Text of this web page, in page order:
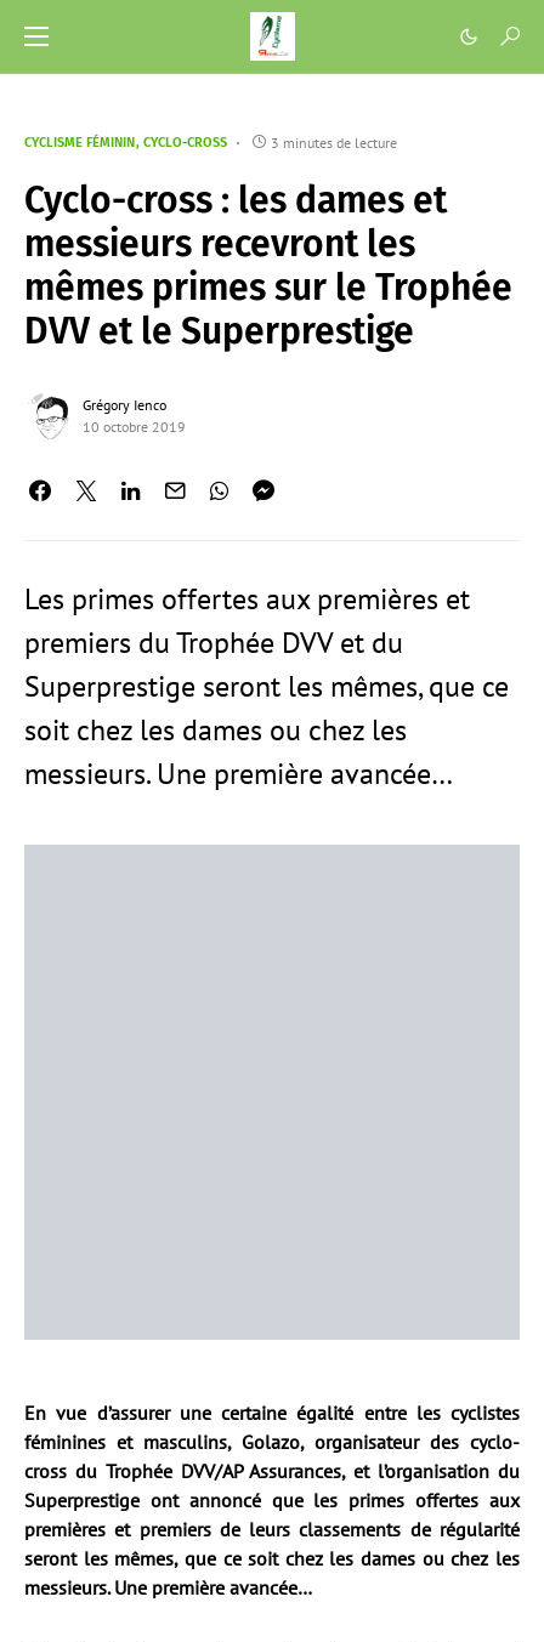
CYCLISME FÉMININ CYCLO-CROSS 3 minutes de lecture
Cyclo-cross : les dames et
messieurs recevront les
mêmes primes sur le Trophée
DVV et le Superprestige
Grégory Ienco
10 octobre 2019
Les primes offertes aux premières et
premiers du Trophée DVV et du
Superprestige seront les mêmes, que ce
soit chez les dames ou chez les
messieurs. Une première avancée…
En vue d’assurer une certaine égalité entre les cyclistes
féminines et masculins, Golazo, organisateur des cyclo-
cross du Trophée DVV/AP Assurances, et l’organisation du
Superprestige ont annoncé que les primes offertes aux
premières et premiers de leurs classements de régularité
seront les mêmes, que ce soit chez les dames ou chez les
messieurs. Une première avancée…